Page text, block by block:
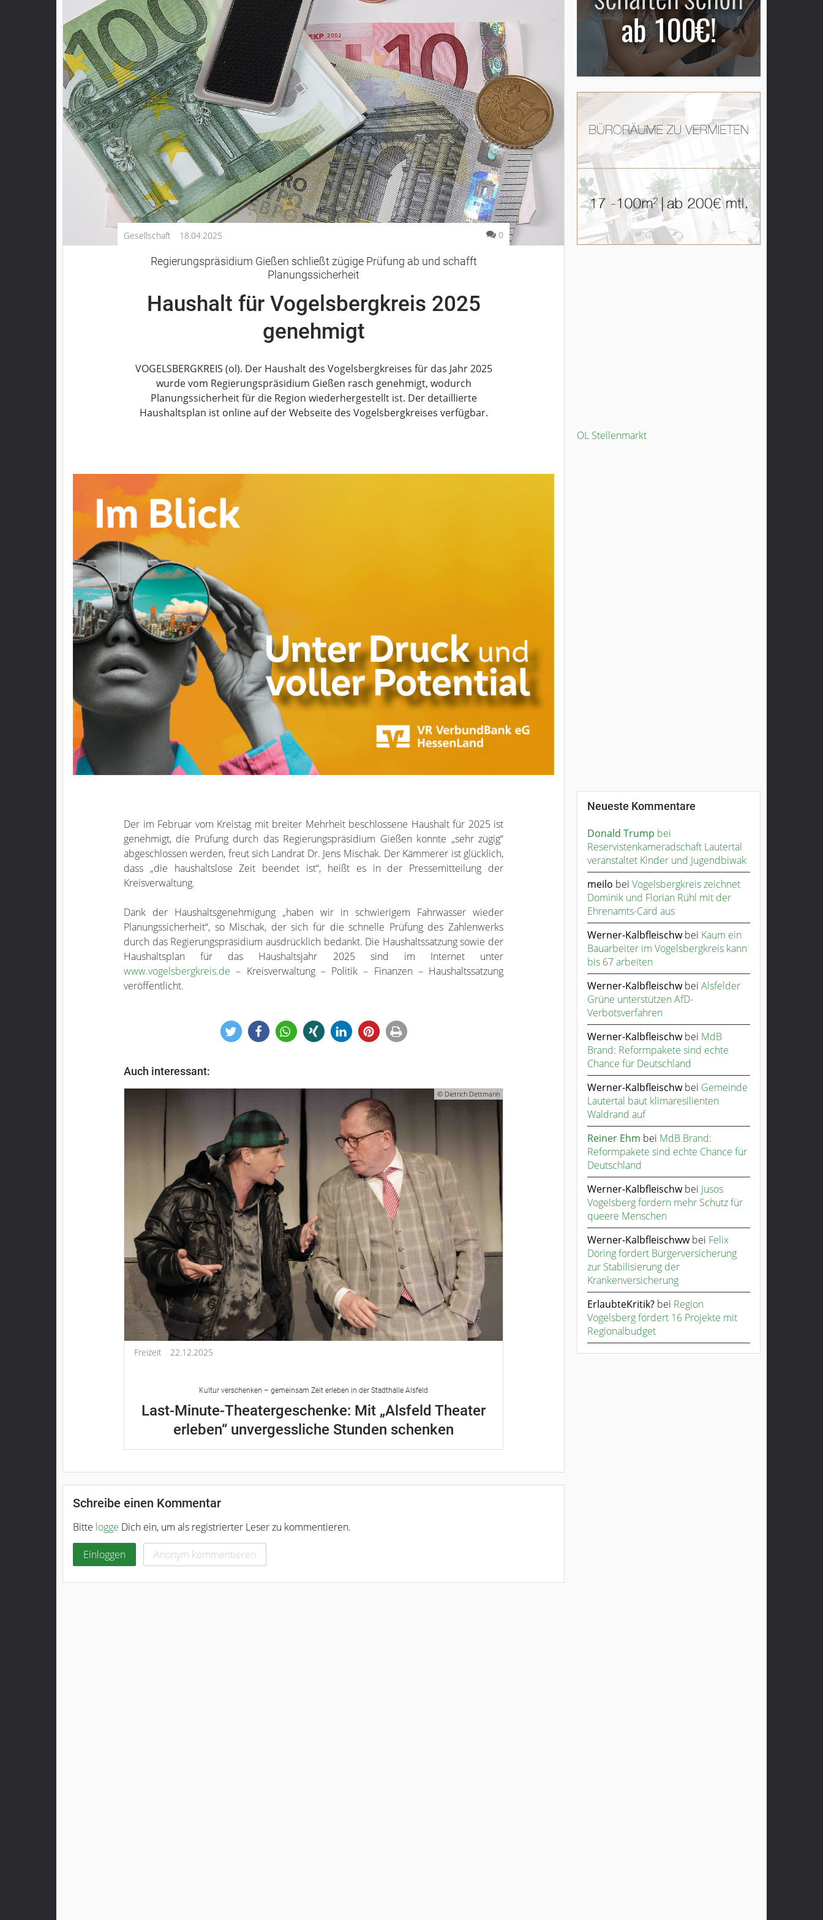
Lifestyle
Wirtschaft
Vogelsberg
Alsfeld
Lauterbach
Romrod
Homberg
Impressum
Datenschutzerklärung
Gesellschaft 18.04.2025 0
Regierungspräsidium Gießen schließt zügige Prüfung ab und schafft
Planungssicherheit
Haushalt für Vogelsbergkreis 2025
genehmigt
VOGELSBERGKREIS (ol). Der Haushalt des Vogelsbergkreises für das Jahr 2025
wurde vom Regierungspräsidium Gießen rasch genehmigt, wodurch
Planungssicherheit für die Region wiederhergestellt ist. Der detaillierte
Haushaltsplan ist online auf der Webseite des Vogelsbergkreises verfügbar.
Der im Februar vom Kreistag mit breiter Mehrheit beschlossene Haushalt für 2025 ist
genehmigt, die Prüfung durch das Regierungspräsidium Gießen konnte „sehr zügig“
abgeschlossen werden, freut sich Landrat Dr. Jens Mischak. Der Kämmerer ist glücklich,
dass „die haushaltslose Zeit beendet ist“, heißt es in der Pressemitteilung der
Kreisverwaltung.
Dank der Haushaltsgenehmigung „haben wir in schwierigem Fahrwasser wieder
Planungssicherheit“, so Mischak, der sich für die schnelle Prüfung des Zahlenwerks
durch das Regierungspräsidium ausdrücklich bedankt. Die Haushaltssatzung sowie der
Haushaltsplan für das Haushaltsjahr 2025 sind im Internet unter
www.vogelsbergkreis.de – Kreisverwaltung – Politik – Finanzen – Haushaltssatzung
veröffentlicht.
Auch interessant:
© Dietrich Dettmann
Freizeit 22.12.2025
Kultur verschenken – gemeinsam Zeit erleben in der Stadthalle Alsfeld
Last-Minute-Theatergeschenke: Mit „Alsfeld Theater
erleben“ unvergessliche Stunden schenken
Schreibe einen Kommentar
Bitte logge Dich ein, um als registrierter Leser zu kommentieren.
Einloggen Anonym kommentieren
OL Stellenmarkt
Neueste Kommentare
Donald Trump bei
Reservistenkameradschaft Lautertal
veranstaltet Kinder und Jugendbiwak
meilo bei Vogelsbergkreis zeichnet
Dominik und Florian Rühl mit der
Ehrenamts-Card aus
Werner-Kalbfleischwbei Kaum ein
Bauarbeiter im Vogelsbergkreis kann
bis 67 arbeiten
Werner-Kalbfleischwbei Alsfelder
Grüne unterstützen AfD-
Verbotsverfahren
Werner-Kalbfleischwbei MdB
Brand: Reformpakete sind echte
Chance für Deutschland
Werner-Kalbfleischwbei Gemeinde
Lautertal baut klimaresilienten
Waldrand auf
Reiner Ehm bei MdB Brand:
Reformpakete sind echte Chance für
Deutschland
Werner-Kalbfleischwbei Jusos
Vogelsberg fordern mehr Schutz für
queere Menschen
Werner-Kalbfleischwwbei Felix
Döring fordert Bürgerversicherung
zur Stabilisierung der
Krankenversicherung
ErlaubteKritik? bei Region
Vogelsberg fördert 16 Projekte mit
Regionalbudget